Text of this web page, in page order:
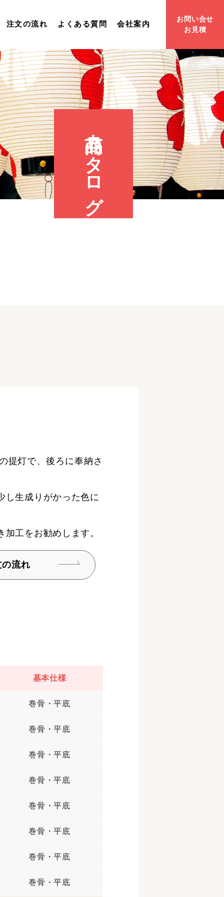
注文の流れ よくある質問 会社案内
お問い合せ
お見積
商品カタログ
提灯で、後ろに奉納さ
し生成りがかった色に
工をお勧めします。
の流れ
基本仕様
巻骨・平底
巻骨・平底
巻骨・平底
巻骨・平底
巻骨・平底
巻骨・平底
巻骨・平底
巻骨・平底